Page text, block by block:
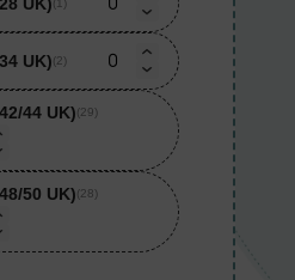
(1)
UK)(2)
44 UK)(29)
50 UK)(28)